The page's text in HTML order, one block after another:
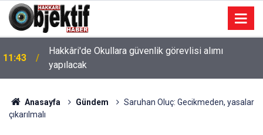
11:43
Hakkâri'de Okullara güvenlik görevlisi alımı
yapılacak
Anasayfa Gündem
Saruhan Oluç: Gecikmeden, yasalar
çıkarılmalı